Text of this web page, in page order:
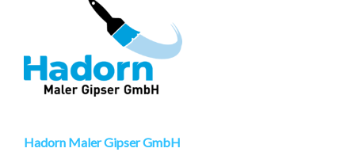
Hadorn Maler Gipser GmbH